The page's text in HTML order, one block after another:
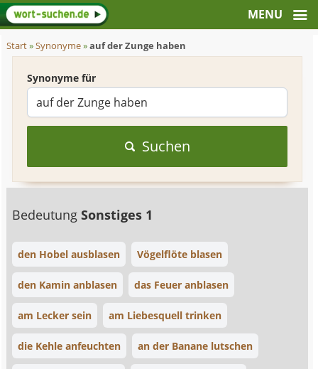
Start»Synonyme»auf der Zunge haben
Synonyme für
Suchen
BedeutungSonstiges 1
den Hobel ausblasen Vögelflöte blasen
den Kamin anblasen das Feuer anblasen
am Lecker sein am Liebesquell trinken
die Kehle anfeuchten an der Banane lutschen